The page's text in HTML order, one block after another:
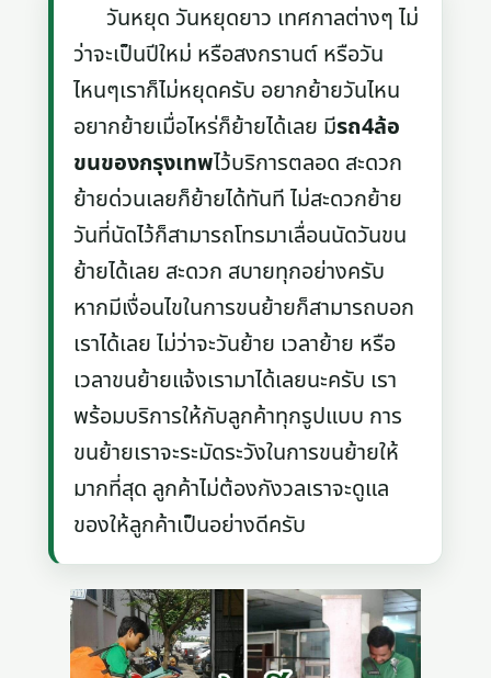
วันหยุด วันหยุดยาว เทศกาลต่างๆ ไม่
ว่าจะเป็นปีใหม่ หรือสงกรานต์ หรือวัน
ไหนๆเราก็ไม่หยุดครับ อยากย้ายวันไหน
อยากย้ายเมื่อไหร่ก็ย้ายได้เลย มีรถ4ล้อ
ขนของกรุงเทพไว้บริการตลอด สะดวก
ย้ายด่วนเลยก็ย้ายได้ทันที ไม่สะดวกย้าย
วันที่นัดไว้ก็สามารถโทรมาเลื่อนนัดวันขน
ย้ายได้เลย สะดวก สบายทุกอย่างครับ
หากมีเงื่อนไขในการขนย้ายก็สามารถบอก
เราได้เลย ไม่ว่าจะวันย้าย เวลาย้าย หรือ
เวลาขนย้ายแจ้งเรามาได้เลยนะครับ เรา
พร้อมบริการให้กับลูกค้าทุกรูปแบบ การ
ขนย้ายเราจะระมัดระวังในการขนย้ายให้
มากที่สุด ลูกค้าไม่ต้องกังวลเราจะดูแล
ของให้ลูกค้าเป็นอย่างดีครับ